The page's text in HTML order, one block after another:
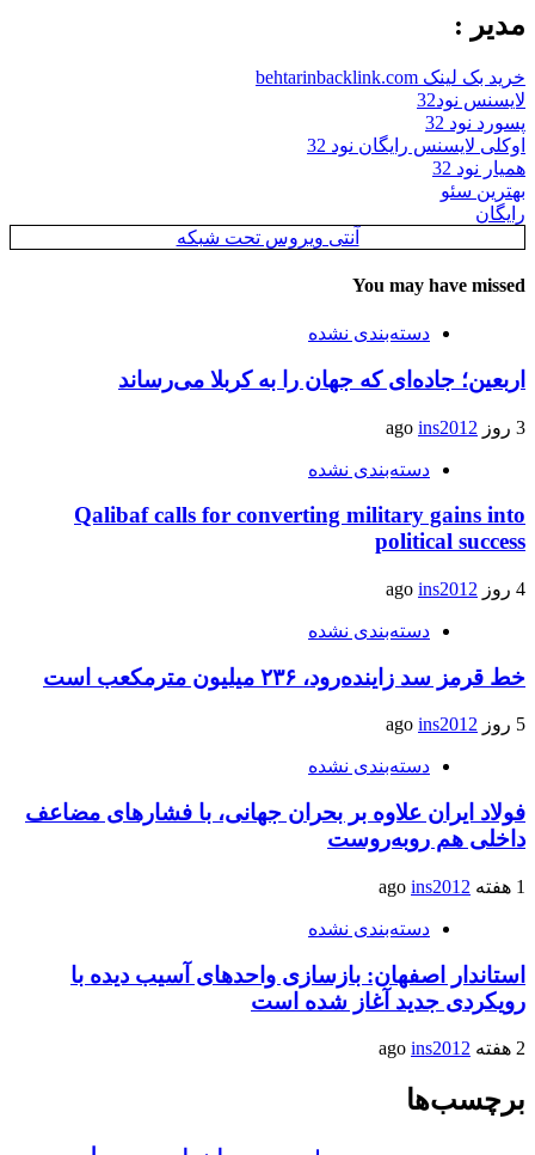
مدیر :
خرید بک لینک behtarinbacklink.com
لایسنس نود32
پسورد نود 32
اوکلی لایسنس رایگان نود 32
همیار نود 32
بهترین سئو
رایگان
آنتی ویروس تحت شبکه
You may have missed
دسته‌بندی نشده
اربعین؛ جاده‌ای که جهان را به کربلا می‌رساند
3 روز ago ins2012
دسته‌بندی نشده
Qalibaf calls for converting military gains into
political success
4 روز ago ins2012
دسته‌بندی نشده
خط قرمز سد زاینده‌رود، ۲۳۶ میلیون مترمکعب است
5 روز ago ins2012
دسته‌بندی نشده
فولاد ایران علاوه بر بحران جهانی، با فشارهای مضاعف
داخلی هم روبه‌روست
1 هفته ago ins2012
دسته‌بندی نشده
استاندار اصفهان: بازسازی واحدهای آسیب دیده با
رویکردی جدید آغاز شده است
2 هفته ago ins2012
برچسب‌ها